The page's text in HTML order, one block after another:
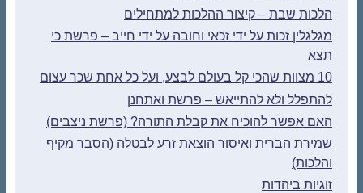
הלכות שבת – קיצור ההלכות למתחילים
מגלגלין זכות על ידי זכאי וחובה על ידי חייב – פרשת כי
תצא
10 מצוות שהכי קל בעולם לבצע, ועל כל אחת שכר עצום
להתפלל ולא להתייאש – פרשת ואתחנן
האם אפשר להוכיח את קבלת התורה? (פרשת ניצבים)
שמירת הברית ואיסור הוצאת זרע לבטלה (הסבר מקיף
והלכות)
זוגיות ביהדות